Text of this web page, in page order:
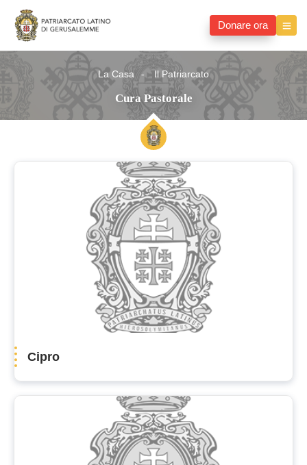
Donare ora
La Casa Il Patriarcato
Cura Pastorale
Cipro